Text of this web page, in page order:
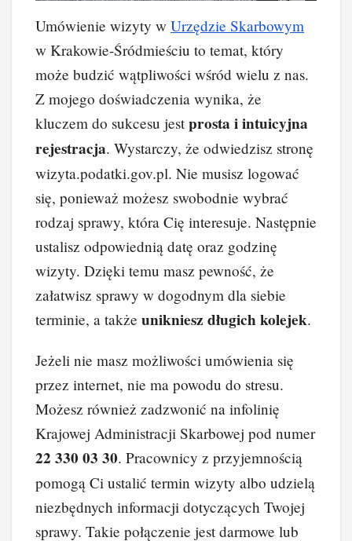
Umówienie wizyty w Urzędzie Skarbowym
w Krakowie-Śródmieściu to temat, który
może budzić wątpliwości wśród wielu z nas.
Z mojego doświadczenia wynika, że
kluczem do sukcesu jest prosta i intuicyjna
rejestracja. Wystarczy, że odwiedzisz stronę
wizyta.podatki.gov.pl. Nie musisz logować
się, ponieważ możesz swobodnie wybrać
rodzaj sprawy, która Cię interesuje. Następnie
ustalisz odpowiednią datę oraz godzinę
wizyty. Dzięki temu masz pewność, że
załatwisz sprawy w dogodnym dla siebie
terminie, a także unikniesz długich kolejek.
Jeżeli nie masz możliwości umówienia się
przez internet, nie ma powodu do stresu.
Możesz również zadzwonić na infolinię
Krajowej Administracji Skarbowej pod numer
22 330 03 30. Pracownicy z przyjemnością
pomogą Ci ustalić termin wizyty albo udzielą
niezbędnych informacji dotyczących Twojej
sprawy. Takie połączenie jest darmowe lub